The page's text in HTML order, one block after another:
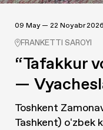
09 May — 22 Noyabr 2026
FRANKETTI SAROYI
“Tafakkur
—
Toshkent
Tashkent) oʻzbek